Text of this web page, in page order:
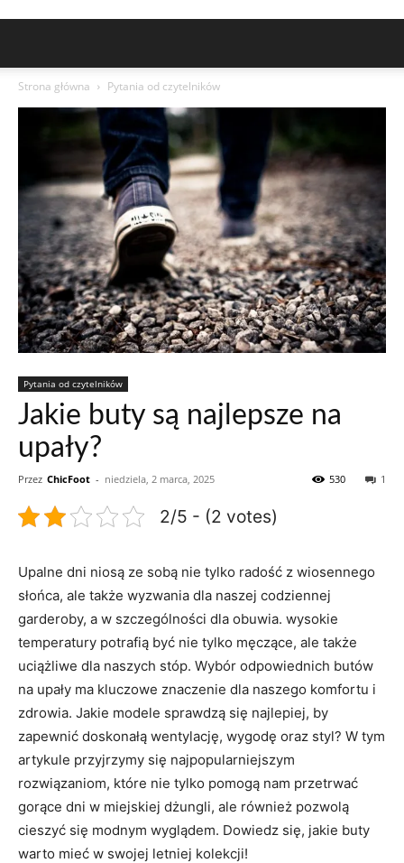
Strona główna Pytania od czytelników
Pytania od czytelników
Jakie buty są najlepsze na
upały?
Przez ChicFoot - niedziela, 2 marca, 2025 1
530
2/5 - (2 votes)
Upalne dni⁤ niosą ze sobą nie tylko radość z ‌wiosennego
słońca, ale także wyzwania ‌dla naszej codziennej
garderoby, a ⁣w szczególności dla obuwia. wysokie
temperatury potrafią być nie tylko męczące, ale także
uciążliwe dla naszych stóp. Wybór odpowiednich butów
na ‌upały ma kluczowe znaczenie dla naszego komfortu i
zdrowia. Jakie modele sprawdzą się ⁣najlepiej, ⁢by
zapewnić doskonałą‍ wentylację, wygodę ​oraz styl? W tym​
artykule przyjrzymy⁣ się najpopularniejszym
⁢rozwiązaniom, które ‌nie tylko pomogą nam przetrwać
gorące dni w miejskiej dżungli,‍ ale również​ pozwolą
cieszyć się modnym wyglądem. Dowiedz ‍się, ​jakie buty
warto mieć w​ swojej letniej⁤ kolekcji!